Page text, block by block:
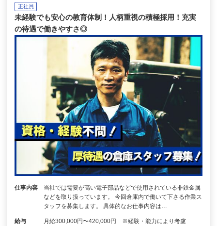
正社員
未経験でも安心の教育体制！人柄重視の積極採用！充実
の待遇で働きやすさ◎
仕事内容
当社では需要が高い電子部品などで使用されている非鉄金属
などを取り扱っています。 今回倉庫内で働いて下さる作業ス
タッフを募集します。 具体的なお仕事内容は…
給与 月給300,000円〜420,000円 ※経験・能力により考慮